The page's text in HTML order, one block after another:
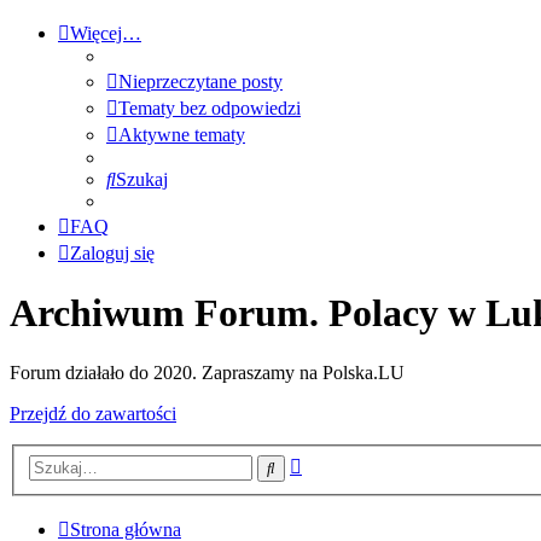
Więcej…
Nieprzeczytane posty
Tematy bez odpowiedzi
Aktywne tematy
Szukaj
FAQ
Zaloguj się
Archiwum Forum. Polacy w
Forum działało do 2020. Zapraszamy na Polska.LU
Przejdź do zawartości
Szukaj
Strona główna